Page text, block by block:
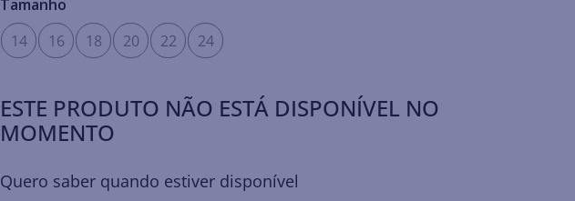
Tamanho
14
16 18 20 22 24
ESTE PRODUTO NÃO ESTÁ DISPONÍVEL NO
MOMENTO
Quero saber quando estiver disponível